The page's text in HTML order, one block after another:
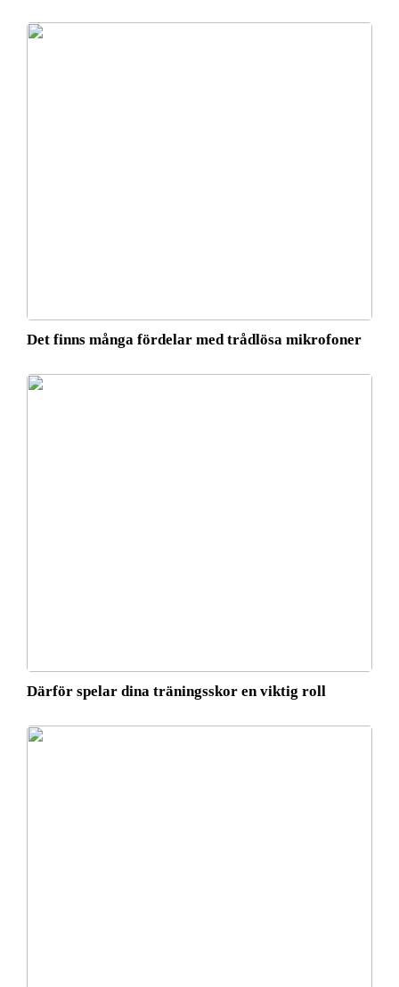
Det finns många fördelar med trådlösa mikrofoner
Därför spelar dina träningsskor en viktig roll